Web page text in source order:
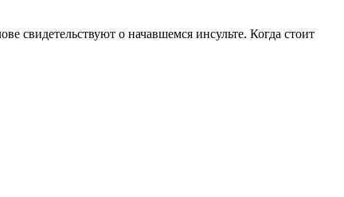
свидетельствуют о начавшемся инсульте. Когда стоит